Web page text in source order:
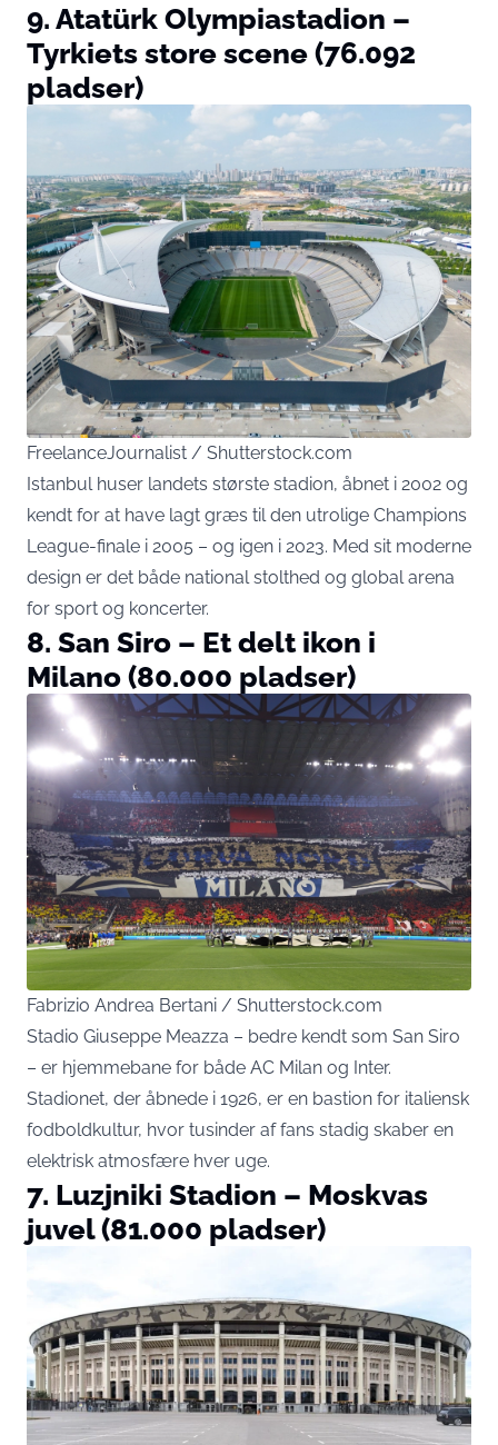
9. Atatürk Olympiastadion –
Tyrkiets store scene (76.092
pladser)
FreelanceJournalist / Shutterstock.com
Istanbul huser landets største stadion, åbnet i 2002 og
kendt for at have lagt græs til den utrolige Champions
League-finale i 2005 – og igen i 2023. Med sit moderne
design er det både national stolthed og global arena
for sport og koncerter.
8. San Siro – Et delt ikon i
Milano (80.000 pladser)
Fabrizio Andrea Bertani / Shutterstock.com
Stadio Giuseppe Meazza – bedre kendt som San Siro
– er hjemmebane for både AC Milan og Inter.
Stadionet, der åbnede i 1926, er en bastion for italiensk
fodboldkultur, hvor tusinder af fans stadig skaber en
elektrisk atmosfære hver uge.
7. Luzjniki Stadion – Moskvas
juvel (81.000 pladser)